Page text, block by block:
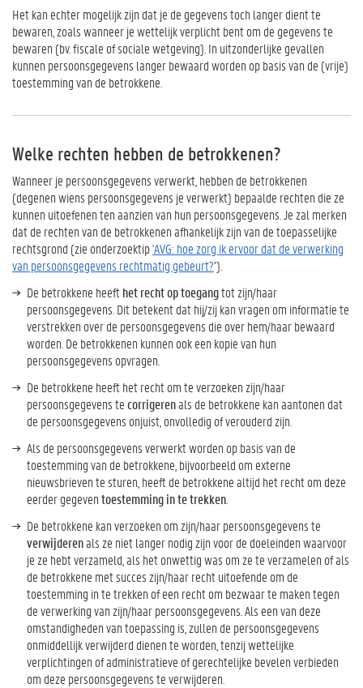
Het kan echter mogelijk zijn dat je de gegevens toch langer dient te
bewaren, zoals wanneer je wettelijk verplicht bent om de gegevens te
bewaren (bv. fiscale of sociale wetgeving). In uitzonderlijke gevallen
kunnen persoonsgegevens langer bewaard worden op basis van de (vrije)
toestemming van de betrokkene.
Welke rechten hebben de betrokkenen?
Wanneer je persoonsgegevens verwerkt, hebben de betrokkenen
(degenen wiens persoonsgegevens je verwerkt) bepaalde rechten die ze
kunnen uitoefenen ten aanzien van hun persoonsgegevens. Je zal merken
dat de rechten van de betrokkenen afhankelijk zijn van de toepasselijke
rechtsgrond (zie onderzoektip'AVG: hoe zorg ik ervoor dat de verwerking
van persoonsgegevens rechtmatig gebeurt?’).
De betrokkene heefthet recht op toegangtot zijn/haar
persoonsgegevens. Dit betekent dat hij/zij kan vragen om informatie te
verstrekken over de persoonsgegevens die over hem/haar bewaard
worden. De betrokkenen kunnen ook een kopie van hun
persoonsgegevens opvragen.
De betrokkene heeft het recht om te verzoeken zijn/haar
persoonsgegevens tecorrigerenals de betrokkene kan aantonen dat
de persoonsgegevens onjuist, onvolledig of verouderd zijn.
Als de persoonsgegevens verwerkt worden op basis van de
toestemming van de betrokkene, bijvoorbeeld om externe
nieuwsbrieven te sturen, heeft de betrokkene altijd het recht om deze
eerder gegeventoestemming in te trekken
De betrokkene kan verzoeken om zijn/haar persoonsgegevens te
verwijderenals ze niet langer nodig zijn voor de doeleinden waarvoor
je ze hebt verzameld, als het onwettig was om ze te verzamelen of als
de betrokkene met succes zijn/haar recht uitoefende om de
toestemming in te trekken of een recht om bezwaar te maken tegen
de verwerking van zijn/haar persoonsgegevens. Als een van deze
omstandigheden van toepassing is, zullen de persoonsgegevens
onmiddellijk verwijderd dienen te worden, tenzij wettelijke
verplichtingen of administratieve of gerechtelijke bevelen verbieden
om deze persoonsgegevens te verwijderen.